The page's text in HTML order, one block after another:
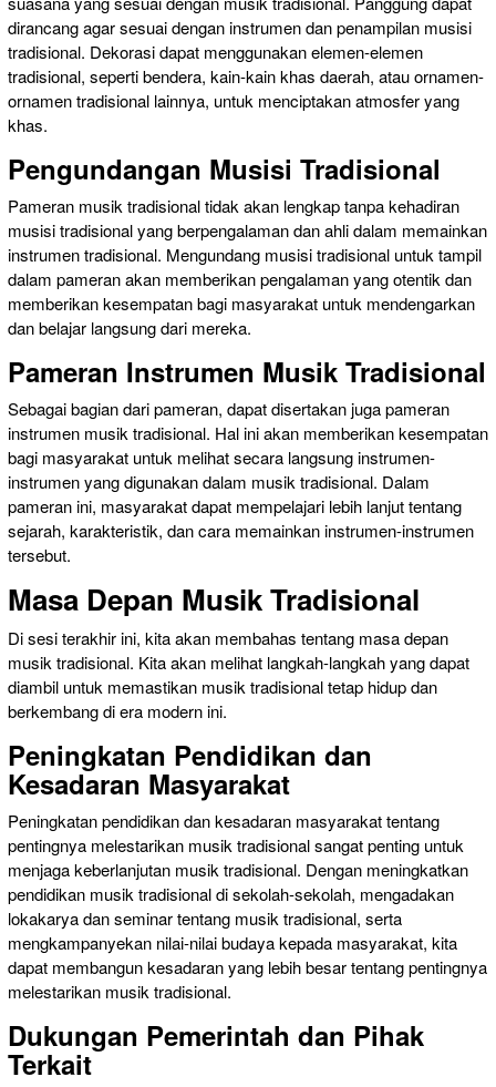
dirancang agar sesuai dengan instrumen dan penampilan musisi
tradisional. Dekorasi dapat menggunakan elemen-elemen
tradisional, seperti bendera, kain-kain khas daerah, atau ornamen-
ornamen tradisional lainnya, untuk menciptakan atmosfer yang
khas.
Pengundangan Musisi Tradisional
Pameran musik tradisional tidak akan lengkap tanpa kehadiran
musisi tradisional yang berpengalaman dan ahli dalam memainkan
instrumen tradisional. Mengundang musisi tradisional untuk tampil
dalam pameran akan memberikan pengalaman yang otentik dan
memberikan kesempatan bagi masyarakat untuk mendengarkan
dan belajar langsung dari mereka.
Pameran Instrumen Musik Tradisional
Sebagai bagian dari pameran, dapat disertakan juga pameran
instrumen musik tradisional. Hal ini akan memberikan kesempatan
bagi masyarakat untuk melihat secara langsung instrumen-
instrumen yang digunakan dalam musik tradisional. Dalam
pameran ini, masyarakat dapat mempelajari lebih lanjut tentang
sejarah, karakteristik, dan cara memainkan instrumen-instrumen
tersebut.
Masa Depan Musik Tradisional
Di sesi terakhir ini, kita akan membahas tentang masa depan
musik tradisional. Kita akan melihat langkah-langkah yang dapat
diambil untuk memastikan musik tradisional tetap hidup dan
berkembang di era modern ini.
Peningkatan Pendidikan dan
Kesadaran Masyarakat
Peningkatan pendidikan dan kesadaran masyarakat tentang
pentingnya melestarikan musik tradisional sangat penting untuk
menjaga keberlanjutan musik tradisional. Dengan meningkatkan
pendidikan musik tradisional di sekolah-sekolah, mengadakan
lokakarya dan seminar tentang musik tradisional, serta
mengkampanyekan nilai-nilai budaya kepada masyarakat, kita
dapat membangun kesadaran yang lebih besar tentang pentingnya
melestarikan musik tradisional.
Dukungan Pemerintah dan Pihak
Terkait